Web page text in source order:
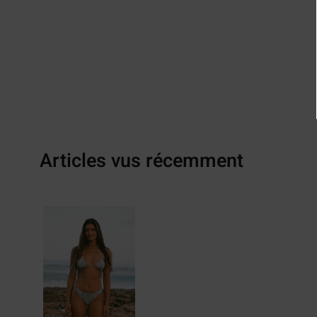
Articles vus récemment